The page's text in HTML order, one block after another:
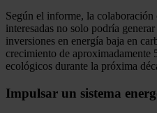
Según el informe, la colaboración
interesadas no solo podría
inversiones en energía baja en
crecimiento de aproximadamente
ecológicos durante la próxima
Impulsar un sistema